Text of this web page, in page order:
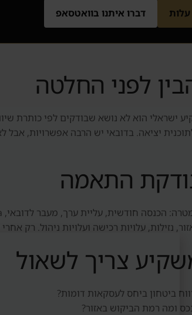
דברו איתנו בוואטסאפ
לפני החלטה
ישראלי הוא לא נושא שבודקים לפי כותרת
יציאה. בדובאי יש הרבה אפשרויות,
התאמה
נזילות, עלויות רכישה ועלויות ניהול.
צריך לשאול
ביטחון ביחס לעסקאות דומות?
ומה רמת הביקוש באזור?